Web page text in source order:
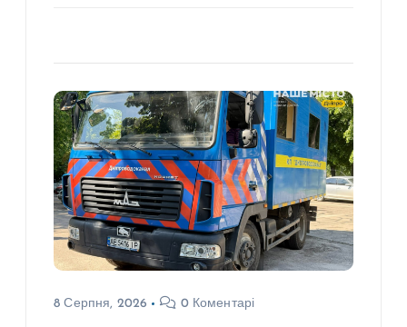
8 Серпня, 2026 0 Коментарі